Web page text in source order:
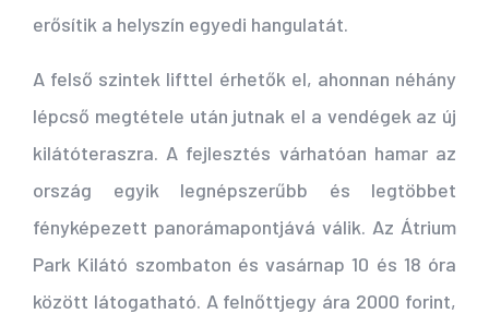
erősítik a helyszín egyedi hangulatát.
A felső szintek lifttel érhetők el, ahonnan néhány
lépcső megtétele után jutnak el a vendégek az új
kilátóteraszra. A fejlesztés várhatóan hamar az
ország egyik legnépszerűbb és legtöbbet
fényképezett panorámapontjává válik. Az Átrium
Park Kilátó szombaton és vasárnap 10 és 18 óra
között látogatható. A felnőttjegy ára 2000 forint,